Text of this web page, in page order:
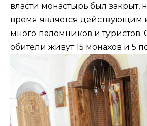
власти монастырь был закрыт,
время является действующим
много паломников и туристов.
обители живут 15 монахов и 5